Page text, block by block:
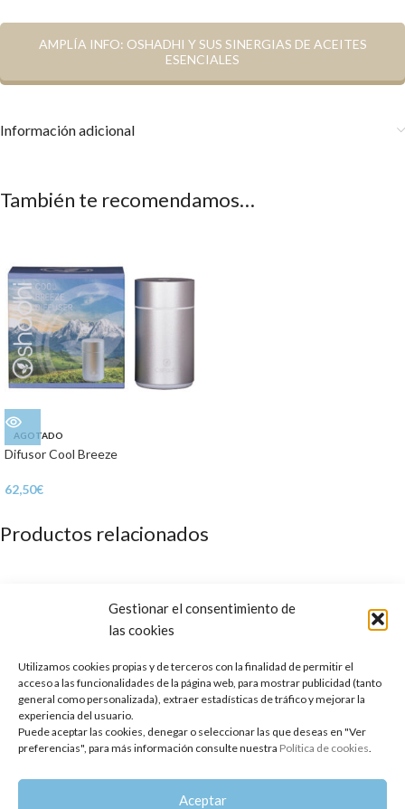
Gestionar el consentimiento de
las cookies
Utilizamos cookies propias y de terceros con la finalidad de permitir el
acceso a las funcionalidades de la página web, para mostrar publicidad (tanto
general como personalizada), extraer estadísticas de tráfico y mejorar la
experiencia del usuario.
Puede aceptar las cookies, denegar o seleccionar las que deseas en "Ver
preferencias", para más información consulte nuestra Política de cookies.
Aceptar
AMPLÍA INFO: OSHADHI Y SUS SINERGIAS DE ACEITES
ESENCIALES
Información adicional
También te recomendamos…
AGOTADO
Difusor Cool Breeze
62,50€
Productos relacionados
10,85